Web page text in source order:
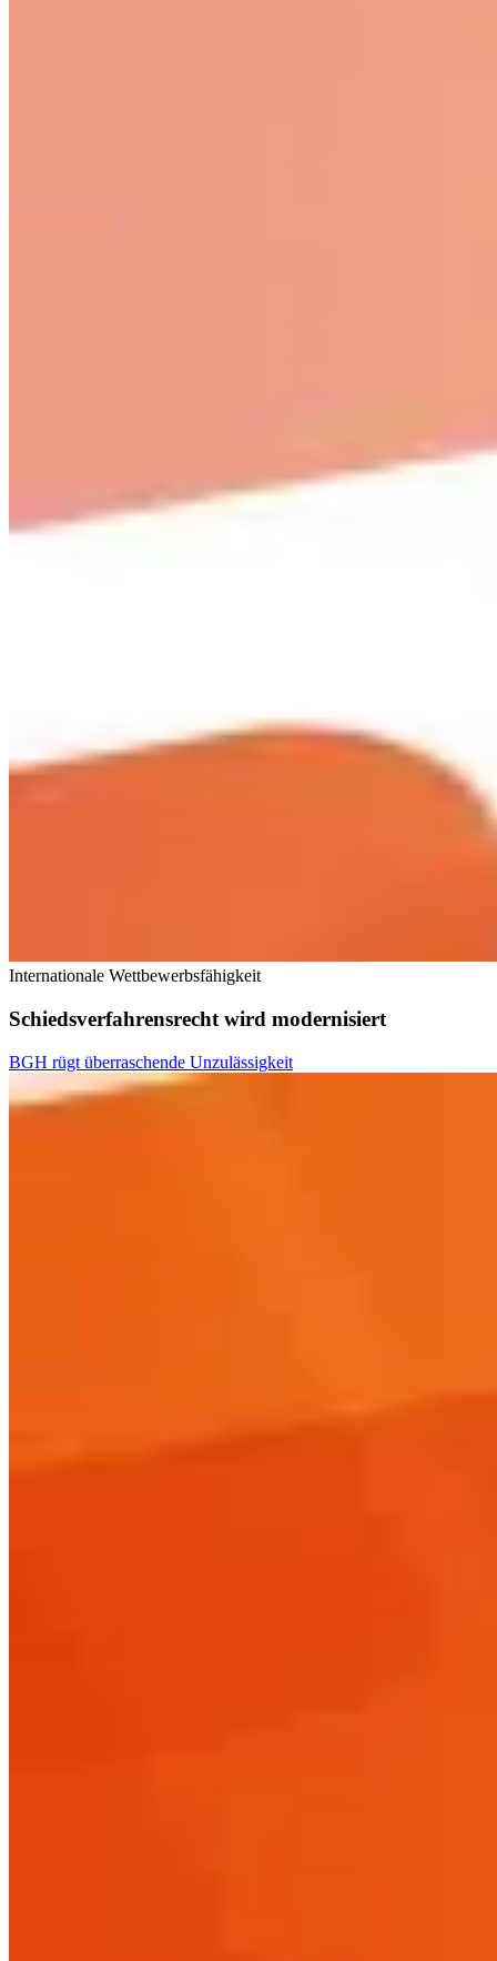
Internationale Wettbewerbsfähigkeit
Schiedsverfahrensrecht wird modernisiert
BGH rügt überraschende Unzulässigkeit